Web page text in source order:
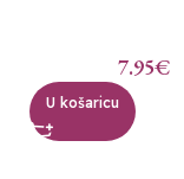
7.95€
U košaricu